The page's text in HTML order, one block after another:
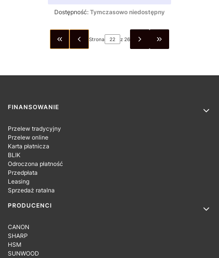
Dostępność: Tymczasowo niedostępny
WRÓĆ DO PIERWSZEJ STRONY Z PRODUKTAMI
Strona z 26 PRZEJDŹ DO
Linki w stopce
FINANSOWANIE
Przelew tradycyjny
Przelew online
Karta płatnicza
BLIK
Odroczona płatność
Przedpłata
Leasing
Sprzedaż ratalna
PRODUCENCI
CANON
SHARP
HSM
SUNWOOD